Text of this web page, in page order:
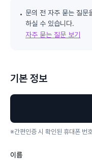
문의 전 자주 묻는 질문
하실 수 있습니다.
자주 묻는 질문 보기
기본 정보
※간편인증 시 확인된 휴대폰 번
이름